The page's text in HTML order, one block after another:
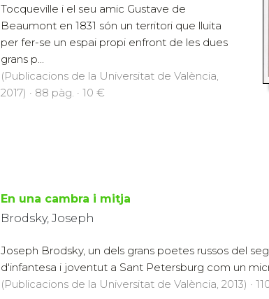
Tocqueville i el seu amic Gustave de
Beaumont en 1831 són un territori que lluita
per fer-se un espai propi enfront de les dues
grans p...
(Publicacions de la Universitat de València,
2017) · 88 pàg. · 10 €
En una cambra i mitja
Brodsky, Joseph
Joseph Brodsky, un dels grans poetes russos del
d'infantesa i joventut a Sant Petersburg com un
(Publicacions de la Universitat de València, 2013) ·